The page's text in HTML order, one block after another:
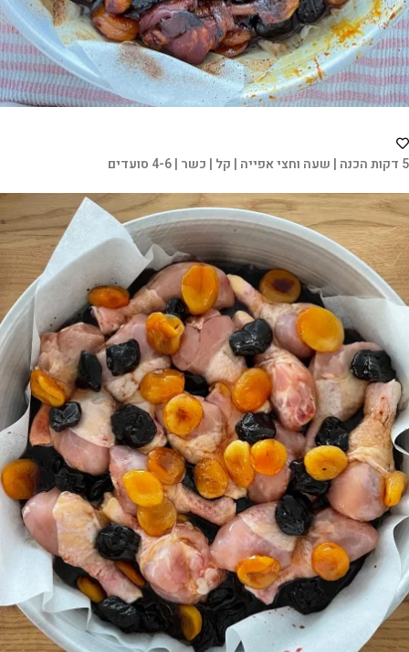
5 דקות הכנה | שעה וחצי אפייה | קל | כשר | 4-6 סועדים